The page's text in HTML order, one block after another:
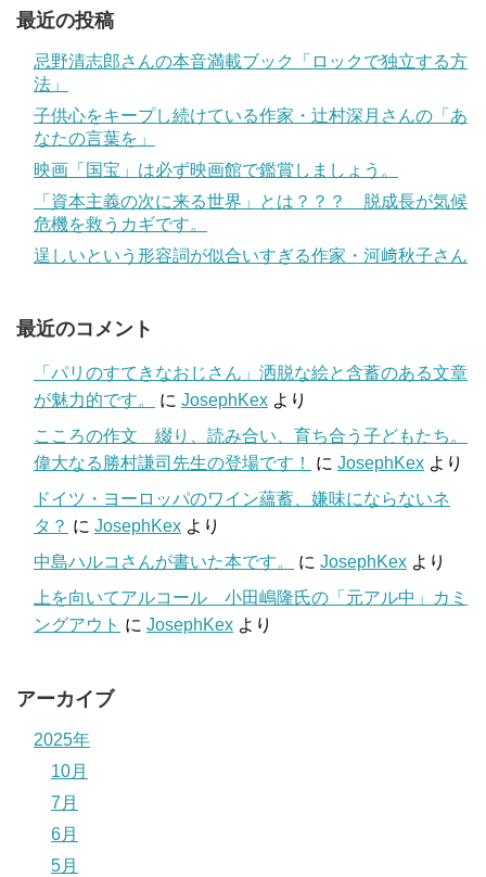
最近の投稿
忌野清志郎さんの本音満載ブック「ロックで独立する方
法」
子供心をキープし続けている作家・辻村深月さんの「あ
なたの言葉を」
映画「国宝」は必ず映画館で鑑賞しましょう。
「資本主義の次に来る世界」とは？？？ 脱成長が気候
危機を救うカギです。
逞しいという形容詞が似合いすぎる作家・河﨑秋子さん
最近のコメント
「パリのすてきなおじさん」洒脱な絵と含蓄のある文章
が魅力的です。
に JosephKex より
こころの作文 綴り、読み合い、育ち合う子どもたち。
偉大なる勝村謙司先生の登場です！
に JosephKex より
ドイツ・ヨーロッパのワイン蘊蓄、嫌味にならないネ
タ？ に JosephKex より
中島ハルコさんが書いた本です。
に JosephKex より
上を向いてアルコール 小田嶋隆氏の「元アル中」カミ
ングアウト に JosephKex より
アーカイブ
2025年
10月
7月
6月
5月